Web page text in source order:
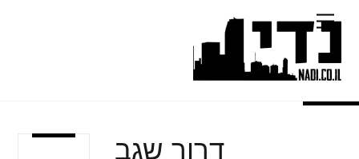
content
Menu
דרור שגב